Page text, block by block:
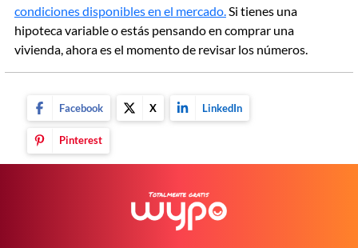
condiciones disponibles en el mercado.Si tienes una
hipoteca variable o estás pensando en comprar una
vivienda, ahora es el momento de revisar los números.
Facebook X LinkedIn
Pinterest